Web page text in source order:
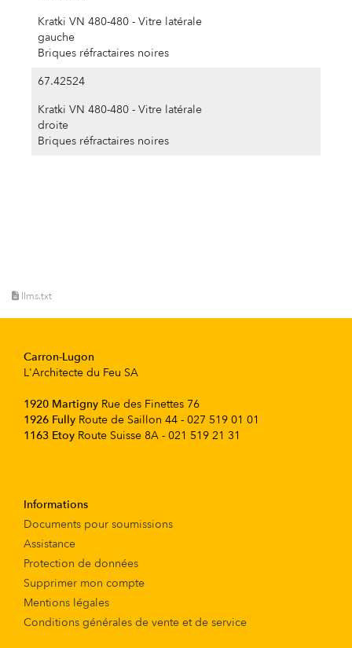
Kratki VN 480-480 - Vitre latérale
gauche
Briques réfractaires noires
67.42524
Kratki VN 480-480 - Vitre latérale
droite
Briques réfractaires noires
llms.txt
Carron-Lugon
L'Architecte du Feu SA
1920 Martigny Rue des Finettes 76
1926 Fully Route de Saillon 44 - 027 519 01 01
1163 Etoy Route Suisse 8A - 021 519 21 31
Informations
Documents pour soumissions
Assistance
Protection de données
Supprimer mon compte
Mentions légales
Conditions générales de vente et de service